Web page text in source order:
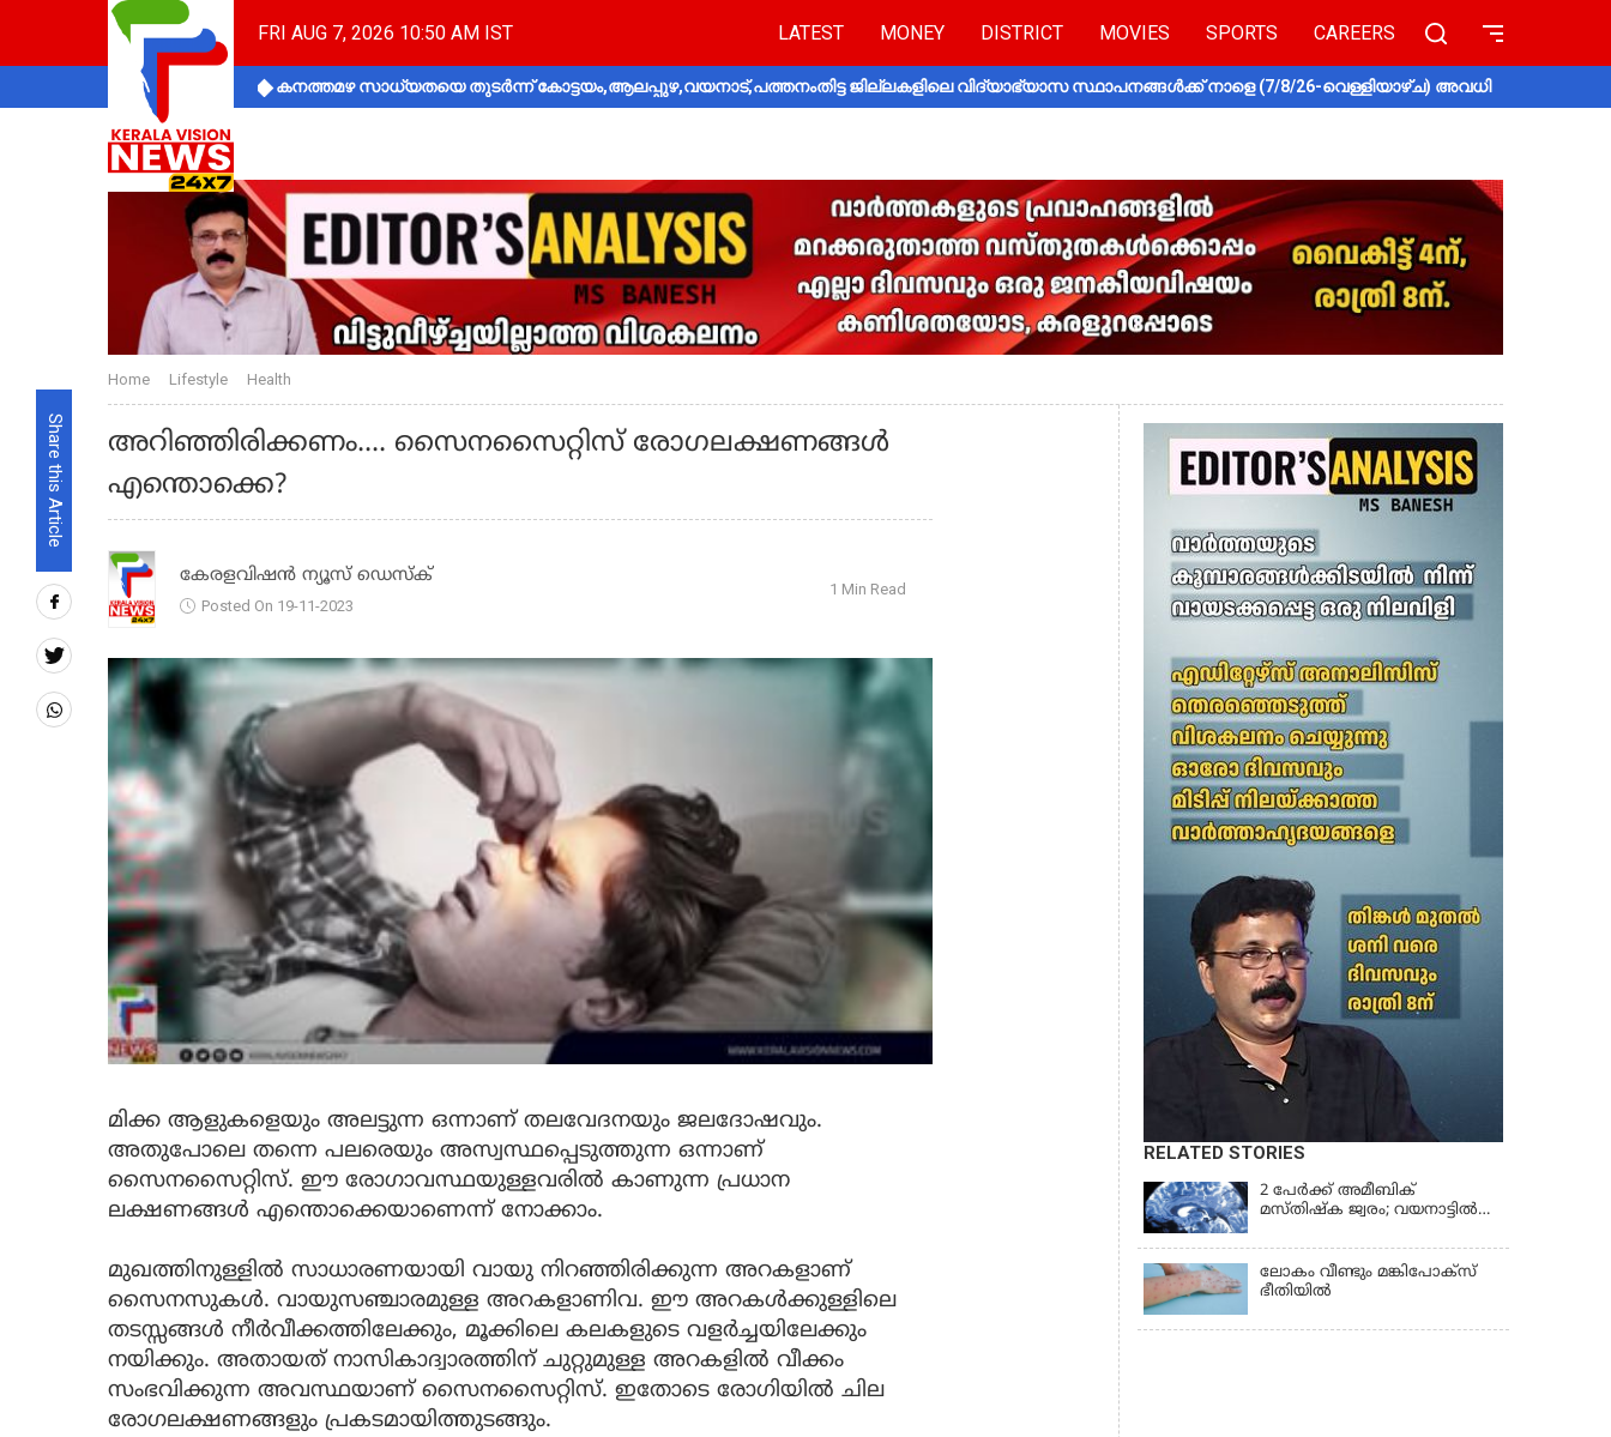
FRI AUG 7, 2026 10:50 AM IST LATEST MONEY DISTRICT MOVIES SPORTS CAREERS
കനത്തമഴ സാധ്യതയെ തുടർന്ന് കോട്ടയം,ആലപ്പുഴ,വയനാട്,പത്തനംതിട്ട ജില്ലകളിലെ വിദ്യാഭ്യാസ സ്ഥാപനങ്ങൾക്ക് നാളെ (7/8/26-വെള്ളിയാഴ്ച) അവധി
Share this Article
Home Lifestyle Health
അറിഞ്ഞിരിക്കണം.... സൈനസൈറ്റിസ് രോഗലക്ഷണങ്ങള്‍
എന്തൊക്കെ?
കേരളവിഷൻ ന്യൂസ് ഡെസ്‌ക്
Posted On 19-11-2023
1 Min Read
മിക്ക ആളുകളെയും അലട്ടുന്ന ഒന്നാണ് തലവേദനയും ജലദോഷവും.
അതുപോലെ തന്നെ പലരെയും അസ്വസ്ഥപ്പെടുത്തുന്ന ഒന്നാണ്
സൈനസൈറ്റിസ്. ഈ രോഗാവസ്ഥയുള്ളവരില്‍ കാണുന്ന പ്രധാന
ലക്ഷണങ്ങള്‍ എന്തൊക്കെയാണെന്ന് നോക്കാം.
മുഖത്തിനുള്ളില്‍ സാധാരണയായി വായു നിറഞ്ഞിരിക്കുന്ന അറകളാണ്
സൈനസുകള്‍. വായുസഞ്ചാരമുള്ള അറകളാണിവ. ഈ അറകള്‍ക്കുള്ളിലെ
തടസ്സങ്ങള്‍ നീര്‍വീക്കത്തിലേക്കും, മൂക്കിലെ കലകളുടെ വളര്‍ച്ചയിലേക്കും
നയിക്കും. അതായത് നാസികാദ്വാരത്തിന് ചുറ്റുമുള്ള അറകളില്‍ വീക്കം
സംഭവിക്കുന്ന അവസ്ഥയാണ് സൈനസൈറ്റിസ്. ഇതോടെ രോഗിയില്‍ ചില
രോഗലക്ഷണങ്ങളും പ്രകടമായിത്തുടങ്ങും.
RELATED STORIES
2 പേർക്ക് അമീബിക്
മസ്തിഷ്ക ജ്വരം; വയനാട്ടിൽ
ആരോഗ്യവകുപ്പ്
ലോകം വീണ്ടും മങ്കിപോക്സ്
ഭീതിയിൽ